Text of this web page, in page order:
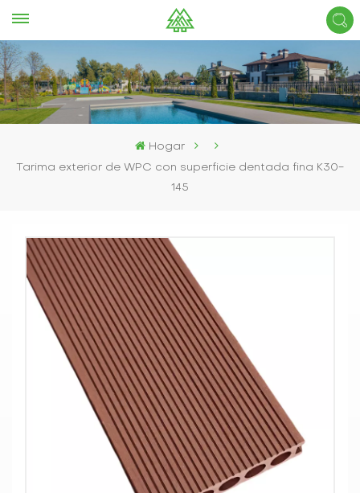
Hogar
Tarima exterior de WPC con superficie dentada fina K30-
145